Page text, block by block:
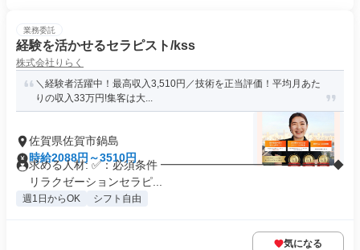
業務委託
経験を活かせるセラピスト/kss
株式会社りらく
＼経験者活躍中！最高収入3,510円／技術を正当評価！平均月あた
りの収入33万円!集客は大...
佐賀県佐賀市鍋島
時給2088円～3510円
求める人材: ✅：必須条件 ━━━━━━━━━━━━━━━ ◆
リラクゼーションセラピ...
週1日からOK シフト自由
気になる